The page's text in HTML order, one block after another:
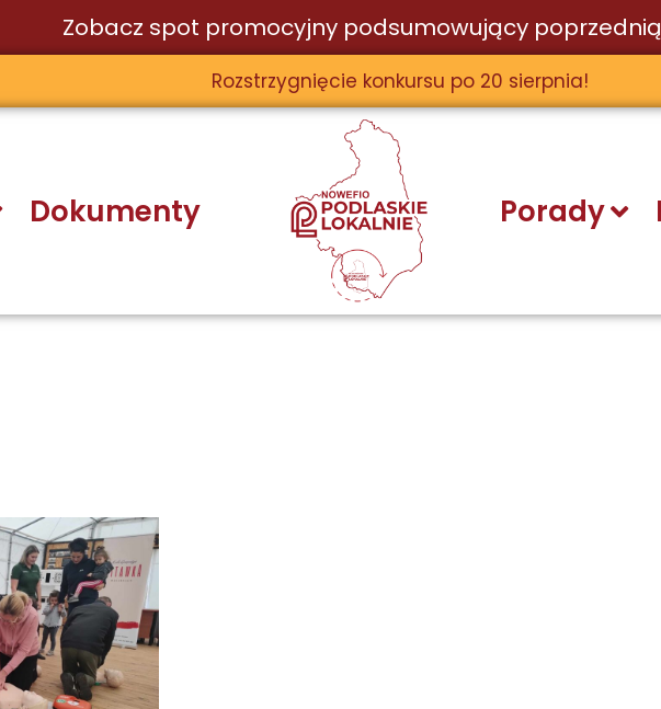
Zobacz spot promocyjny podsumowujący
Rozstrzygnięcie konkursu po 20 sierpnia!
Dokumenty Porady